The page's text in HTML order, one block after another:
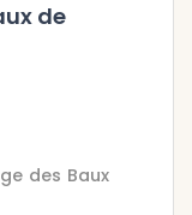
de
des Baux